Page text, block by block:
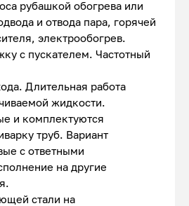
рубашкой обогрева или
и отвода пара, горячей
электрообогрев.
с пускателем. Частотный
Длительная работа
жидкости.
и комплектуются
труб. Вариант
с ответными
на другие
стали на